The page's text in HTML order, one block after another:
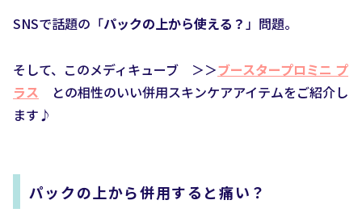
SNSで話題の「パックの上から使える？」問題。
そして、このメディキューブ ＞＞ブースタープロミニ プ
ラス との相性のいい併用スキンケアアイテムをご紹介し
ます♪
パックの上から併用すると痛い？